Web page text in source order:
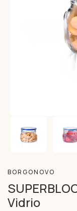
BORGONOVO
Vidrio